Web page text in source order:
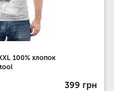
100% хлопок
399 грн